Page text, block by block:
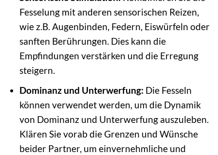
Fesselung mit anderen sensorischen Reizen,
wie z.B. Augenbinden, Federn, Eiswürfeln oder
sanften Berührungen. Dies kann die
Empfindungen verstärken und die Erregung
steigern.
Dominanz und Unterwerfung: Die Fesseln
können verwendet werden, um die Dynamik
von Dominanz und Unterwerfung auszuleben.
Klären Sie vorab die Grenzen und Wünsche
beider Partner, um einvernehmliche und